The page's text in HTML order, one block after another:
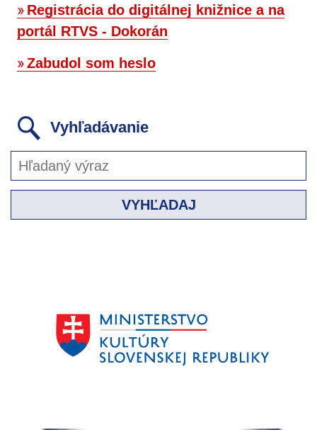
Registrácia do digitálnej knižnice a na
portál RTVS - Dokorán
Zabudol som heslo
Vyhľadávanie
VYHĽADAJ